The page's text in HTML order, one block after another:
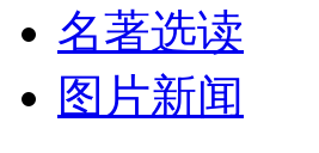
名著选读
图片新闻